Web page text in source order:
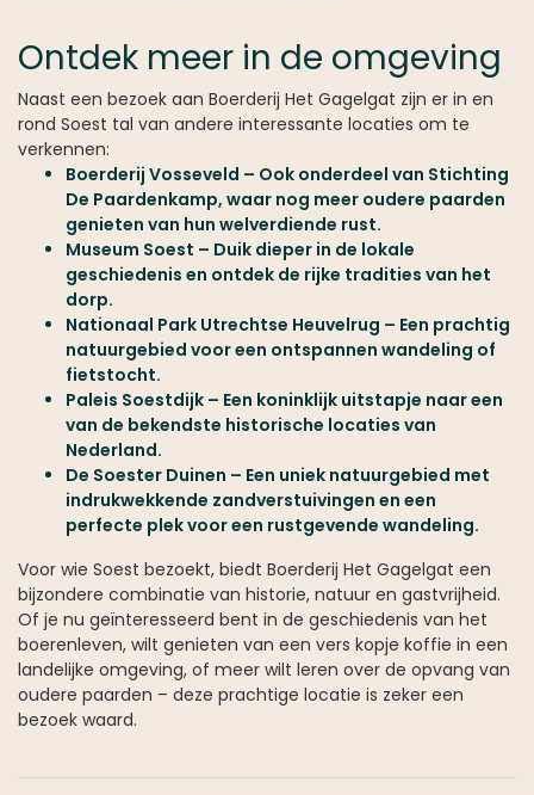
Ontdek meer in de omgeving
Naast een bezoek aan Boerderij Het Gagelgat zijn er in en
rond Soest tal van andere interessante locaties om te
verkennen:
Boerderij Vosseveld – Ook onderdeel van Stichting
De Paardenkamp, waar nog meer oudere paarden
genieten van hun welverdiende rust.
Museum Soest – Duik dieper in de lokale
geschiedenis en ontdek de rijke tradities van het
dorp.
Nationaal Park Utrechtse Heuvelrug – Een prachtig
natuurgebied voor een ontspannen wandeling of
fietstocht.
Paleis Soestdijk – Een koninklijk uitstapje naar een
van de bekendste historische locaties van
Nederland.
De Soester Duinen – Een uniek natuurgebied met
indrukwekkende zandverstuivingen en een
perfecte plek voor een rustgevende wandeling.
Voor wie Soest bezoekt, biedt Boerderij Het Gagelgat een
bijzondere combinatie van historie, natuur en gastvrijheid.
Of je nu geïnteresseerd bent in de geschiedenis van het
boerenleven, wilt genieten van een vers kopje koffie in een
landelijke omgeving, of meer wilt leren over de opvang van
oudere paarden – deze prachtige locatie is zeker een
bezoek waard.